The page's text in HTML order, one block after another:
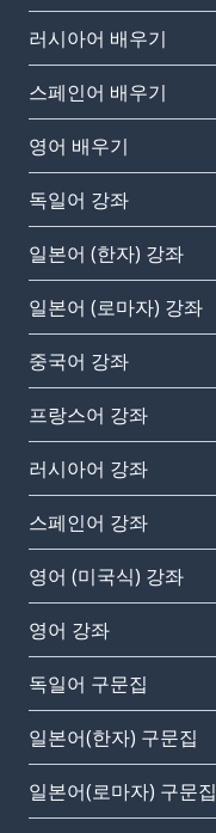
러시아어 배우기
스페인어 배우기
영어 배우기
독일어 강좌
일본어 (한자) 강좌
일본어 (로마자) 강좌
중국어 강좌
프랑스어 강좌
러시아어 강좌
스페인어 강좌
영어 (미국식) 강좌
영어 강좌
독일어 구문집
일본어(한자) 구문집
일본어(로마자) 구문집